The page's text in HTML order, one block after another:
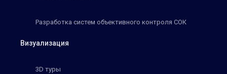
Разработка систем объективного контроля СОК
Визуализация
3D туры